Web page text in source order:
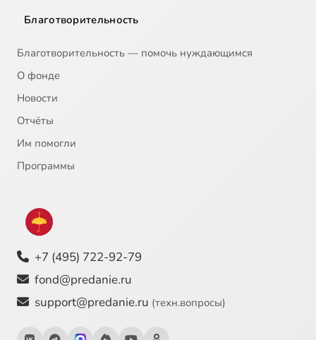
Благотворительность
Благотворительность — помочь нуждающимся
О фонде
Новости
Отчёты
Им помогли
Программы
+7 (495) 722-92-79
fond@predanie.ru
support@predanie.ru (техн.вопросы)